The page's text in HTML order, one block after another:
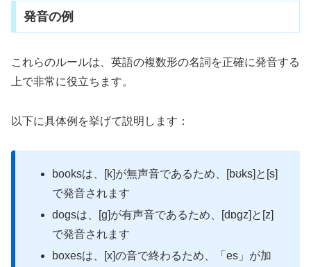
発音の例
これらのルールは、英語の複数形の名詞を正確に発音する
上で非常に役立ちます。
以下に具体例を挙げて説明します：
booksは、[k]が無声音であるため、[bʊks]と[s]
で発音されます
dogsは、[g]が有声音であるため、[dɒgz]と[z]
で発音されます
boxesは、[x]の音で終わるため、「es」が加